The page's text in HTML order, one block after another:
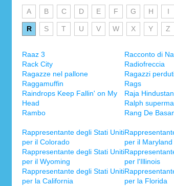
A B C D E F G H I
R S T U V W X Y Z
Raaz 3 Racconto di
Rack City
Radiofreccia
Ragazze nel pallone
Ragazzi
Raggamuffin
Rags
Raindrops Keep Fallin' on My
Head
Raja
Ralph
Rambo
Rang De
Rappresentante degli Stati Uniti
per il Colorado
per il Maryland
Rappresentante degli Stati Uniti
per il Wyoming
per l'Illinois
Rappresentante degli Stati Uniti
per la California
per la Florida